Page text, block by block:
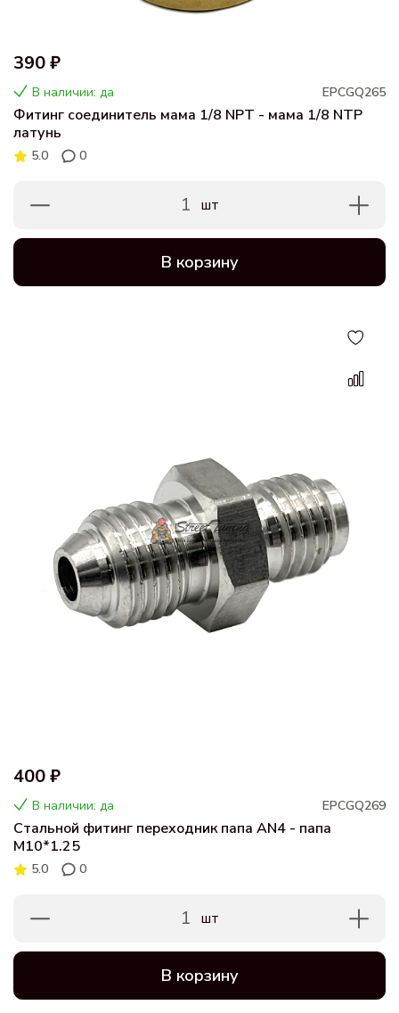
390 ₽
В наличии: да EPCGQ265
Фитинг соединитель мама 1/8 NPT - мама 1/8 NTP
латунь
5.0 0
1 шт
В корзину
400 ₽
В наличии: да EPCGQ269
Стальной фитинг переходник папа AN4 - папа
M10*1.25
5.0 0
1 шт
В корзину